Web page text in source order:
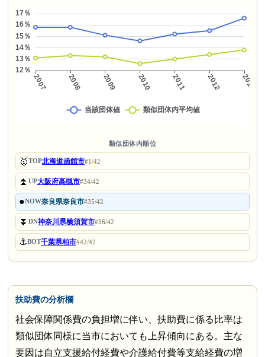
類似団体内順位
🥇TOP北海道函館市#1/42
⏫UP大阪府高槻市#34/42
●NOW奈良県奈良市#35/42
⏬DN神奈川県横須賀市#36/42
⚓BOT千葉県柏市#42/42
扶助費の分析欄
社会保障関係費の負担増に伴い、扶助費に係る比率は
類似団体同様に当市においても上昇傾向にある。主な
要因は自立支援給付経費や介護給付費等支給経費の増